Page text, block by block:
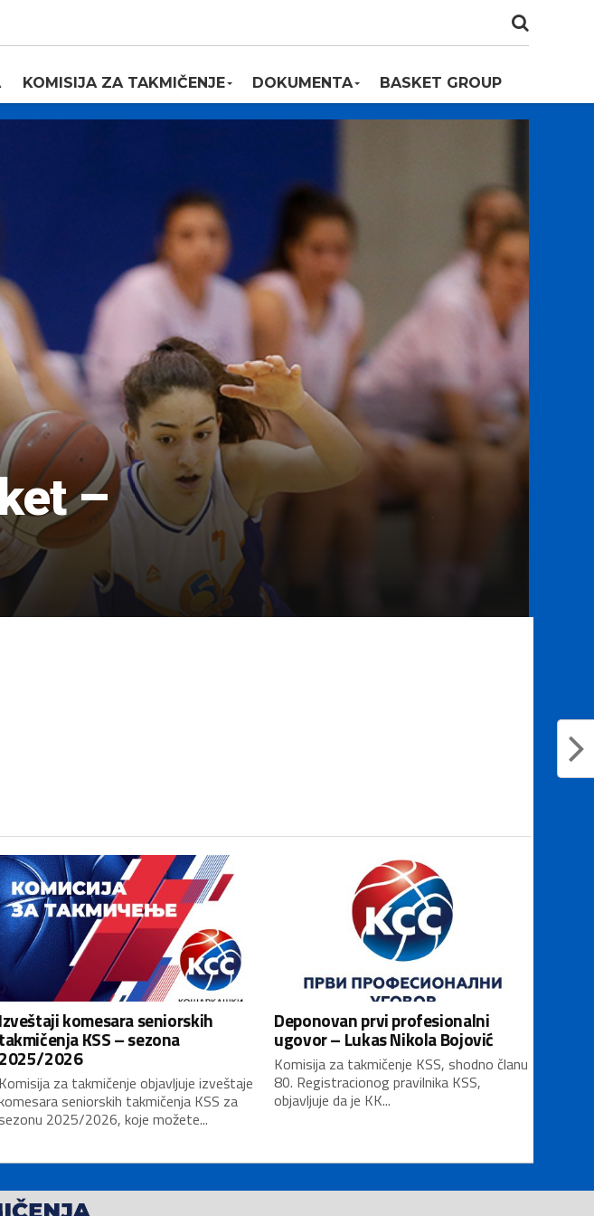
KOMISIJA ZA TAKMIČENJE DOKUMENTA BASKET GROUP
–
Izveštaji komesara seniorskih
takmičenja KSS – sezona
2025/2026
Komisija za takmičenje objavljuje izveštaje
seniorskih takmičenja KSS za
2025/2026, koje možete...
Deponovan prvi profesionalni
ugovor – Lukas Nikola Bojović
Komisija za takmičenje KSS, shodno članu
80. Registracionog pravilnika KSS,
objavljuje da je KK...